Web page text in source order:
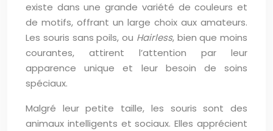
existe dans une grande variété de couleurs et
de motifs, offrant un large choix aux amateurs.
Les souris sans poils, ou Hairless, bien que moins
courantes, attirent l’attention par leur
apparence unique et leur besoin de soins
spéciaux.
Malgré leur petite taille, les souris sont des
animaux intelligents et sociaux. Elles apprécient